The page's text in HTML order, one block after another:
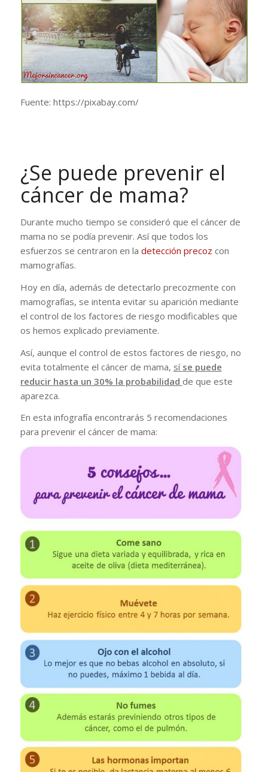
Fuente: https://pixabay.com/
¿Se puede prevenir el
cáncer de mama?
Durante mucho tiempo se consideró que el cáncer de
mama no se podía prevenir. Así que todos los
esfuerzos se centraron en la detección precoz con
mamografías.
Hoy en día, además de detectarlo precozmente con
mamografías, se intenta evitar su aparición mediante
el control de los factores de riesgo modificables que
os hemos explicado previamente.
Así, aunque el control de estos factores de riesgo, no
evita totalmente el cáncer de mama, sí se puede
reducir hasta un 30% la probabilidad de que este
aparezca.
En esta infografía encontrarás 5 recomendaciones
para prevenir el cáncer de mama: